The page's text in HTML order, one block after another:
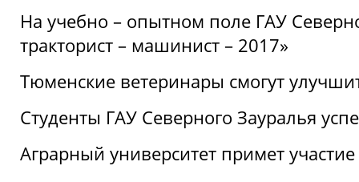
На учебно – опытном поле ГАУ
тракторист – машинист – 2017»
Тюменские ветеринары смогут
Студенты ГАУ Северного Зауралья
Аграрный университет примет